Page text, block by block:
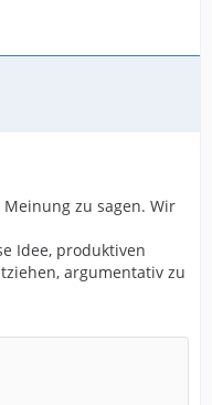
zu sagen. Wir
Idee, produktiven
argumentativ zu